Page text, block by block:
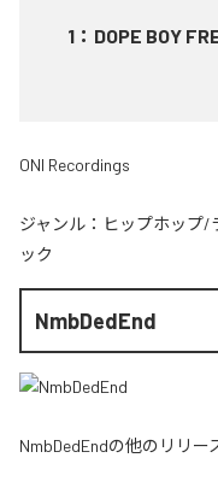
1 ： DOPE BOY
ONI Recordings
ジャンル： ヒップホップ/
ック
NmbDedEnd
NmbDedEndの他のリリー